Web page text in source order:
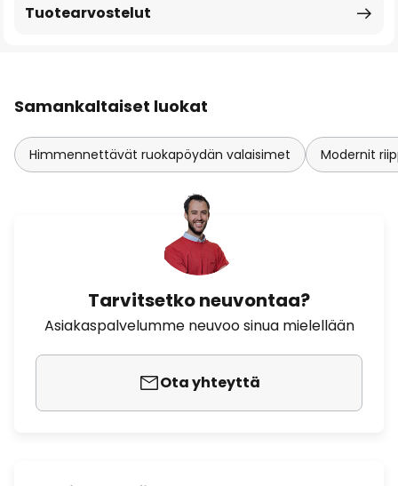
Tuotearvostelut
Samankaltaiset luokat
Himmennettävät ruokapöydän valaisimet Modernit
Tarvitsetko neuvontaa?
Asiakaspalvelumme neuvoo sinua mielellään
Ota yhteyttä